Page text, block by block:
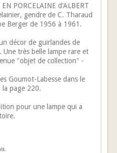
PORCELAINE d'ALBERT
gendre de C. Tharaud
Berger de 1956 à 1961.
décor de guirlandes de
très belle lampe rare et
"objet de collection" -
Goumot-Labesse dans le
la page 220.
pour une lampe qui a